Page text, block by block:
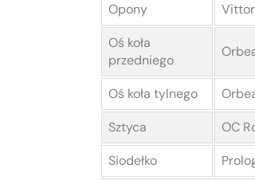
Opony
Oś koła
przedniego
Oś koła tylnego
Sztyca
OC
Siodełko